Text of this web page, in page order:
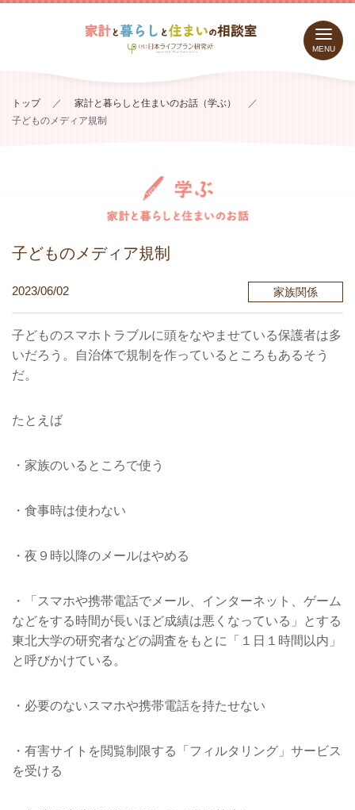
MENU
トップ／ 家計と暮らしと住まいのお話（学ぶ）
／
子どものメディア規制
子どものメディア規制
2023/06/02 家族関係
子どものスマホトラブルに頭をなやませている保護者は多
いだろう。自治体で規制を作っているところもあるそう
だ。
たとえば
・家族のいるところで使う
・食事時は使わない
・夜９時以降のメールはやめる
・「スマホや携帯電話でメール、インターネット、ゲーム
などをする時間が長いほど成績は悪くなっている」とする
東北大学の研究者などの調査をもとに「１日１時間以内」
と呼びかけている。
・必要のないスマホや携帯電話を持たせない
・有害サイトを閲覧制限する「フィルタリング」サービス
を受ける